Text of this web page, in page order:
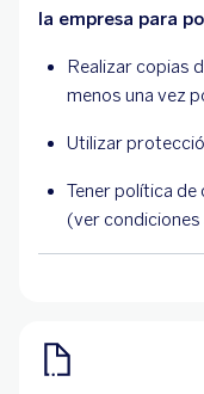
la empresa para
Realizar copias
menos una vez
Utilizar
Tener política
(ver